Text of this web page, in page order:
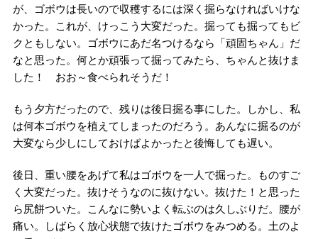
が、ゴボウは長いので収穫するには深く掘らなければいけな
かった。これが、けっこう大変だった。掘っても掘ってもビ
クともしない。ゴボウにあだ名つけるなら「頑固ちゃん」だ
なと思った。何とか頑張って掘ってみたら、ちゃんと抜けま
した！ おお～食べられそうだ！
もう夕方だったので、残りは後日掘る事にした。しかし、私
は何本ゴボウを植えてしまったのだろう。あんなに掘るのが
大変なら少しにしておけばよかったと後悔しても遅い。
後日、重い腰をあげて私はゴボウを一人で掘った。ものすご
く大変だった。抜けそうなのに抜けない。抜けた！と思った
ら尻餅ついた。こんなに勢いよく転ぶのは久しぶりだ。腰が
痛い。しばらく放心状態で抜けたゴボウをみつめる。土のよ